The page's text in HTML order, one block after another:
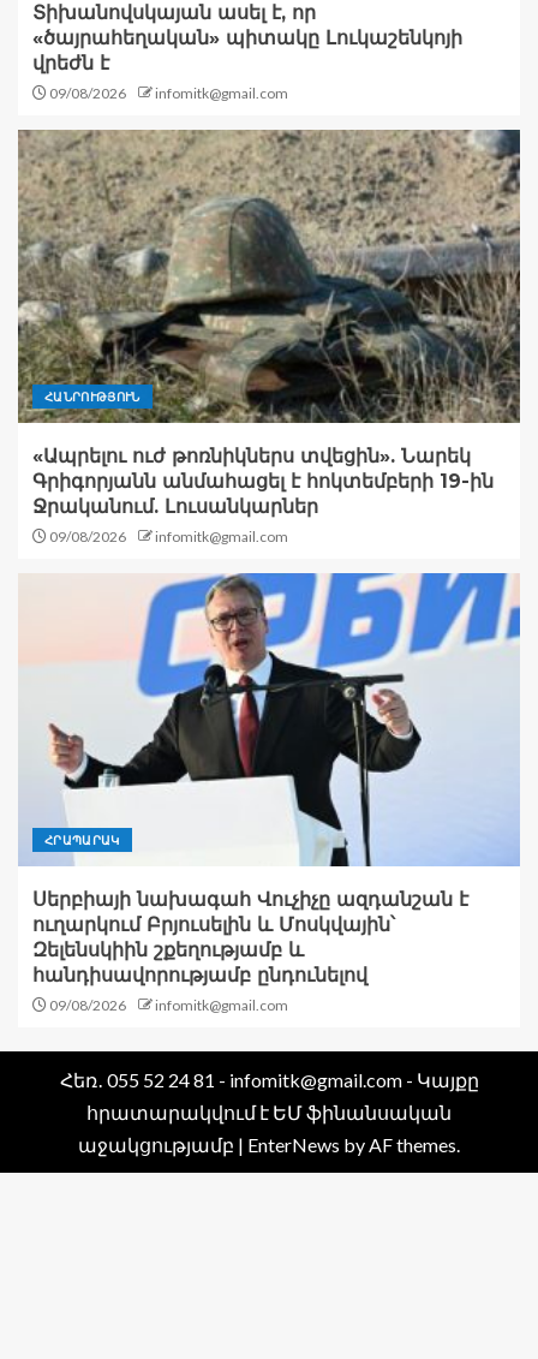
Տիխանովսկայան ասել է, որ
«ծայրահեղական» պիտակը Լուկաշենկոյի
վրեժն է
09/08/2026 infomitk@gmail.com
ՀԱՆՐՈՒԹՅՈՒՆ
«Ապրելու ուժ թոռնիկներս տվեցին». Նարեկ
Գրիգորյանն անմահացել է հոկտեմբերի 19-ին
Ջրականում. Լուսանկարներ
09/08/2026 infomitk@gmail.com
ՀՐԱՊԱՐԱԿ
Սերբիայի նախագահ Վուչիչը ազդանշան է
ուղարկում Բրյուսելին և Մոսկվային՝
Զելենսկիին շքեղությամբ և
հանդիսավորությամբ ընդունելով
09/08/2026 infomitk@gmail.com
Հեռ․ 055 52 24 81 - infomitk@gmail.com - Կայքը
հրատարակվում է ԵՄ ֆինանսական
աջակցությամբ | EnterNews by AF themes.